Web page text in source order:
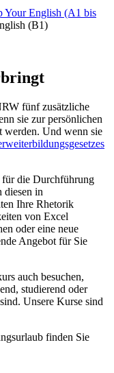
Your English (A1 bis
(B1)
fünf zusätzliche
sie zur persönlichen
werden. Und wenn sie
die Durchführung
diesen in
Ihre Rhetorik
von Excel
oder eine neue
Angebot für Sie
auch besuchen,
studierend oder
Unsere Kurse sind
finden Sie